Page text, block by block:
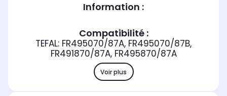
Information :
Compatibilité :
TEFAL: FR495070/87A, FR495070/87B,
FR491870/87A, FR495870/87A
Voir plus